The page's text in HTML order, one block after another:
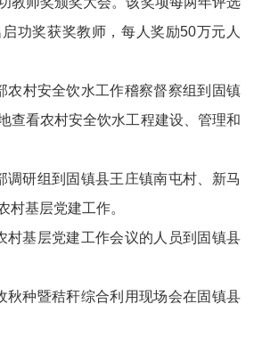
功奖获奖教师，每人奖励50万元人
农村安全饮水工作稽察督察组到固镇
查看农村安全饮水工程建设、管理和
调研组到固镇县王庄镇南屯村、新马
村基层党建工作。
村基层党建工作会议的人员到固镇县
秋种暨秸秆综合利用现场会在固镇县